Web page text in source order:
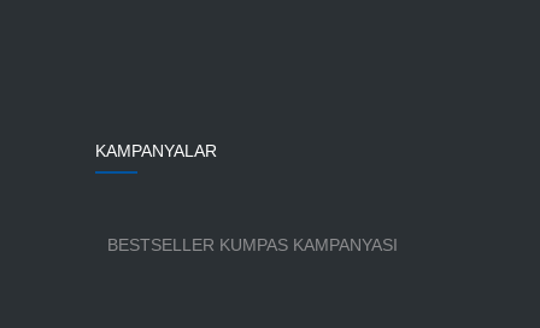
KAMPANYALAR
BESTSELLER KUMPAS KAMPANYASI